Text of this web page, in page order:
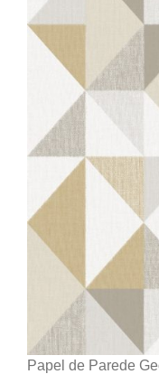
Papel de Parede